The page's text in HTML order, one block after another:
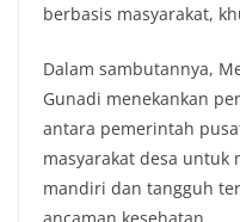
berbasis masyarakat,
‎Dalam sambutannya,
Gunadi menekankan
antara pemerintah
masyarakat desa untuk
mandiri dan tangguh